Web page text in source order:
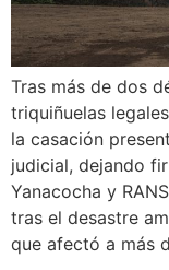
Tras más de dos
triquiñuelas
la casación
judicial, dejando
Yanacocha y
tras el desastre
que afectó a más